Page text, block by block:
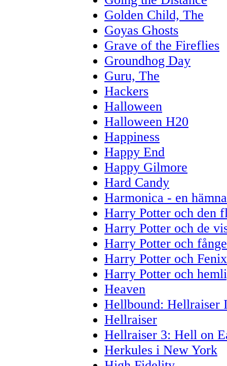
Golden Child, The
Goyas Ghosts
Grave of the Fireflies
Groundhog Day
Guru, The
Hackers
Halloween
Halloween H20
Happiness
Happy End
Happy Gilmore
Hard Candy
Harmonica - en
Harry Potter och den
Harry Potter och de
Harry Potter och
Harry Potter och
Harry Potter och
Heaven
Hellbound: Hellraiser
Hellraiser
Hellraiser 3: Hell on
Herkules i New York